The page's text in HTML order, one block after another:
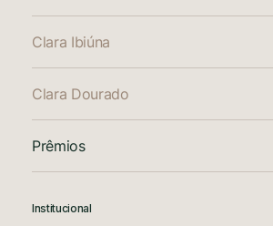
Clara Ibiúna
Clara Dourado
Prêmios
Institucional